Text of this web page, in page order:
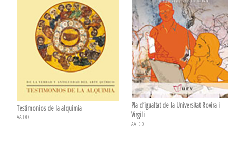
Testimonios de la alquimia
AA DD
Pla d’igualtat de la Universitat Rovira i
Virgili
AA DD